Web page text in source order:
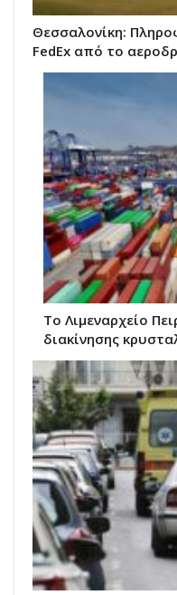
Θεσσαλονίκη:
FedEx από το
Το Λιμεναρχείο
διακίνησης